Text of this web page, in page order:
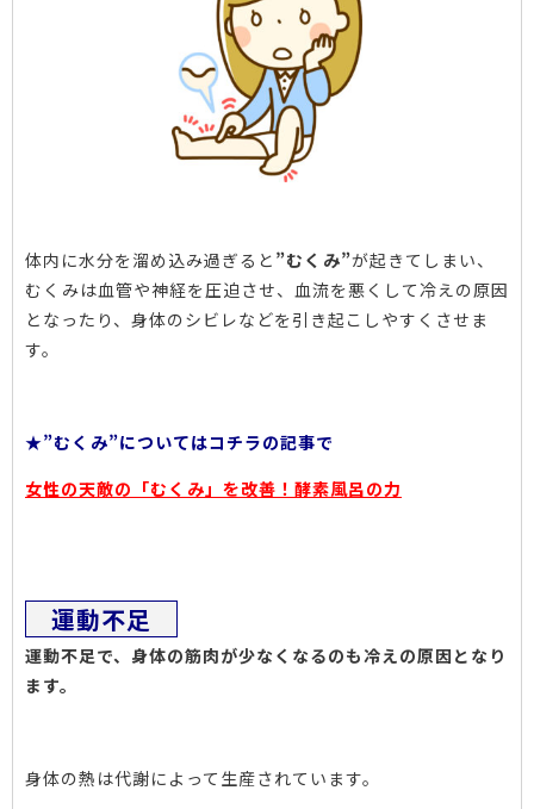
体内に水分を溜め込み過ぎると ”むくみ”が起きてしまい、
むくみは血管や神経を圧迫させ、血流を悪くして冷えの原因
となったり、身体のシビレなどを引き起こしやすくさせま
す。
★”むくみ”についてはコチラの記事で
女性の天敵の「むくみ」を改善！酵素風呂の力
運動不足
運動不足で、身体の筋肉が少なくなるのも冷えの原因となり
ます。
身体の熱は代謝によって生産されています。